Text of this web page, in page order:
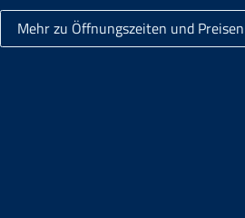
Mehr zu Öffnungszeiten und Preisen